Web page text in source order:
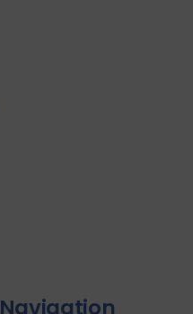
Navigation